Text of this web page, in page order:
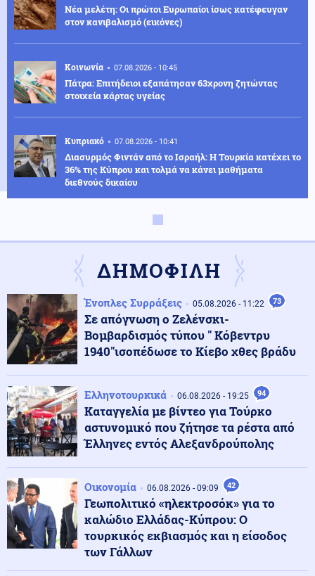
Νέα μελέτη: Οι πρώτοι Ευρωπαίοι ίσως κατέφευγαν
στον κανιβαλισμό (εικόνες)
Κοινωνία 07.08.2026 - 10:45
Πάτρα: Επιτήδειοι εξαπάτησαν 63χρονη ζητώντας
στοιχεία κάρτας υγείας
Κυπριακό 07.08.2026 - 10:41
Διασυρμός Φιντάν από το Ισραήλ: Η Τουρκία κατέχει το
36% της Κύπρου και τολμά να κάνει μαθήματα
διεθνούς δικαίου
Κοινωνία
Στην Ευελπίδων η 46χρονη που κατηγορείται για τον
εμπρησμό στην Marfin
Πολιτική
Θεοδωρικάκος: «Συμβάλλουμε στην εθνική ασφάλεια
της πατρίδας μας με νέο αναπτυξιακό καθεστώς για
την Άμυνα»
Κόσμος 07.08.2026 - 10:10
Κόσμος 07.08.2026 - 10:07
Υεμένη: 58 στρατιωτικοί νεκροί σε επιθέσεις των
Χούθι (βίντεο)
ΔΗΜΟΦΙΛΗ
Ένοπλες Συρράξεις 05.08.2026 - 11:22 73
Σε απόγνωση ο Ζελένσκι-
Βομβαρδισμός τύπου " Κόβεντρυ
1940"ισοπέδωσε το Κίεβο χθες βράδυ
Ελληνοτουρκικά 06.08.2026 - 19:25 94
Καταγγελία με βίντεο για Τούρκο
αστυνομικό που ζήτησε τα ρέστα από
Έλληνες εντός Αλεξανδρούπολης
Οικονομία 06.08.2026 - 09:09 42
Γεωπολιτικό «ηλεκτροσόκ» για το
καλώδιο Ελλάδας-Κύπρου: Ο
τουρκικός εκβιασμός και η είσοδος
των Γάλλων